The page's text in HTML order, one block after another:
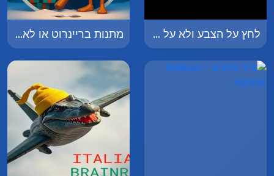
לחץ על הצבע ולא על המילה - Click on the Color Not the Word מתנות בריינרוט או לא להיות - Brainrot Rescue